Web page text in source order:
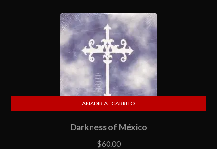
Darkness of México
$60.00
AÑADIR AL CARRITO